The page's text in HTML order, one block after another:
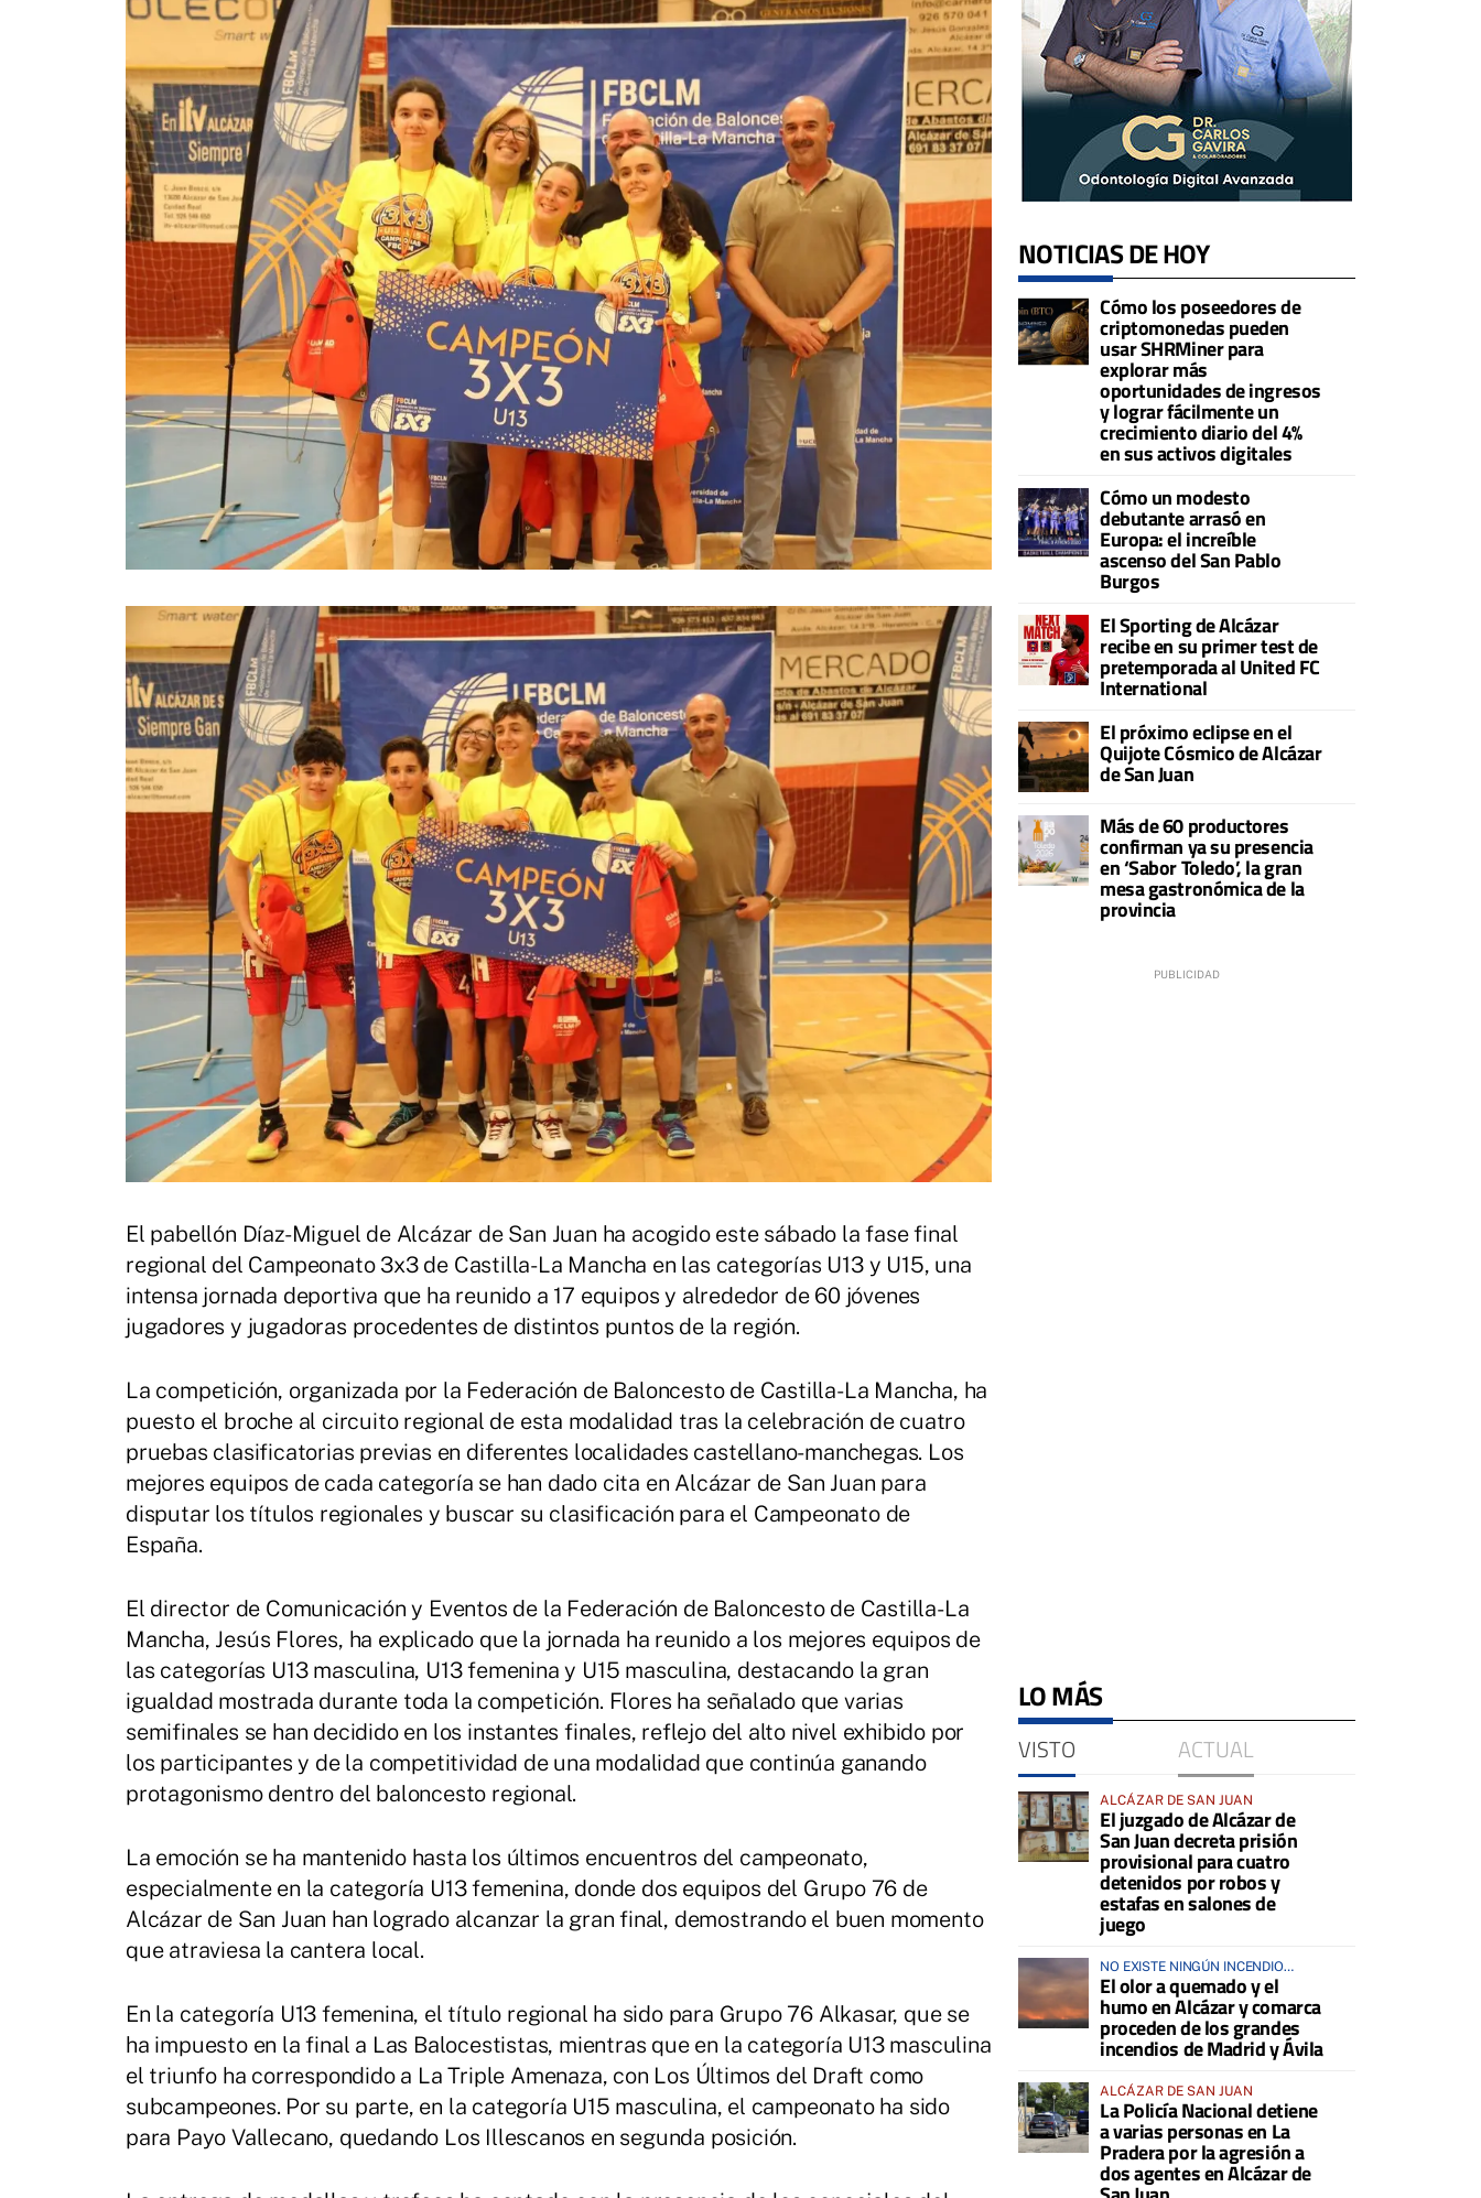
El pabellón Díaz-Miguel de Alcázar de San Juan ha acogido este sábado la fase final
regional del Campeonato 3x3 de Castilla-La Mancha en las categorías U13 y U15, una
intensa jornada deportiva que ha reunido a 17 equipos y alrededor de 60 jóvenes
jugadores y jugadoras procedentes de distintos puntos de la región.
La competición, organizada por la Federación de Baloncesto de Castilla-La Mancha, ha
puesto el broche al circuito regional de esta modalidad tras la celebración de cuatro
pruebas clasificatorias previas en diferentes localidades castellano-manchegas. Los
mejores equipos de cada categoría se han dado cita en Alcázar de San Juan para
disputar los títulos regionales y buscar su clasificación para el Campeonato de
España.
El director de Comunicación y Eventos de la Federación de Baloncesto de Castilla-La
Mancha, Jesús Flores, ha explicado que la jornada ha reunido a los mejores equipos de
las categorías U13 masculina, U13 femenina y U15 masculina, destacando la gran
igualdad mostrada durante toda la competición. Flores ha señalado que varias
semifinales se han decidido en los instantes finales, reflejo del alto nivel exhibido por
los participantes y de la competitividad de una modalidad que continúa ganando
protagonismo dentro del baloncesto regional.
La emoción se ha mantenido hasta los últimos encuentros del campeonato,
especialmente en la categoría U13 femenina, donde dos equipos del Grupo 76 de
Alcázar de San Juan han logrado alcanzar la gran final, demostrando el buen momento
que atraviesa la cantera local.
En la categoría U13 femenina, el título regional ha sido para Grupo 76 Alkasar, que se
ha impuesto en la final a Las Balocestistas, mientras que en la categoría U13 masculina
el triunfo ha correspondido a La Triple Amenaza, con Los Últimos del Draft como
subcampeones. Por su parte, en la categoría U15 masculina, el campeonato ha sido
para Payo Vallecano, quedando Los Illescanos en segunda posición.
NOTICIAS DE HOY
Cómo los poseedores de
criptomonedas pueden
usar SHRMiner para
explorar más
oportunidades de ingresos
y lograr fácilmente un
crecimiento diario del 4%
en sus activos digitales
Cómo un modesto
debutante arrasó en
Europa: el increíble
ascenso del San Pablo
Burgos
El Sporting de Alcázar
recibe en su primer test de
pretemporada al United FC
International
El próximo eclipse en el
Quijote Cósmico de Alcázar
de San Juan
Más de 60 productores
confirman ya su presencia
en ‘Sabor Toledo’, la gran
mesa gastronómica de la
provincia
LO MÁS
VISTO ACTUAL
ALCÁZAR DE SAN JUAN
El juzgado de Alcázar de
San Juan decreta prisión
provisional para cuatro
detenidos por robos y
estafas en salones de
juego
NO EXISTE NINGÚN INCENDIO
ACTIVO EN LA COMARCA
El olor a quemado y el
humo en Alcázar y comarca
proceden de los grandes
incendios de Madrid y Ávila
ALCÁZAR DE SAN JUAN
La Policía Nacional detiene
a varias personas en La
Pradera por la agresión a
dos agentes en Alcázar de